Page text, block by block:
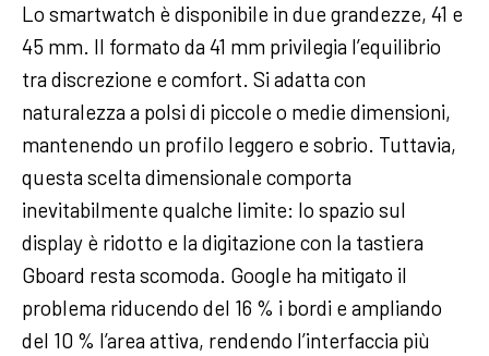
Lo smartwatch è disponibile in due grandezze, 41 e
45 mm. Il formato da 41 mm privilegia l’equilibrio
tra discrezione e comfort. Si adatta con
naturalezza a polsi di piccole o medie dimensioni,
mantenendo un profilo leggero e sobrio. Tuttavia,
questa scelta dimensionale comporta
inevitabilmente qualche limite: lo spazio sul
display è ridotto e la digitazione con la tastiera
Gboard resta scomoda. Google ha mitigato il
problema riducendo del 16 % i bordi e ampliando
del 10 % l’area attiva, rendendo l’interfaccia più